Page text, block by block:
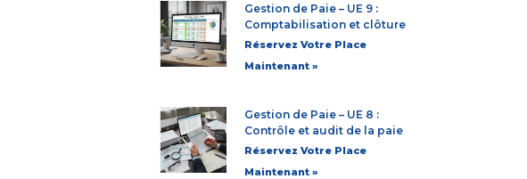
Gestion de Paie – UE 9 :
Comptabilisation et clôture
Réservez Votre Place
Maintenant »
Gestion de Paie – UE 8 :
Contrôle et audit de la paie
Réservez Votre Place
Maintenant »